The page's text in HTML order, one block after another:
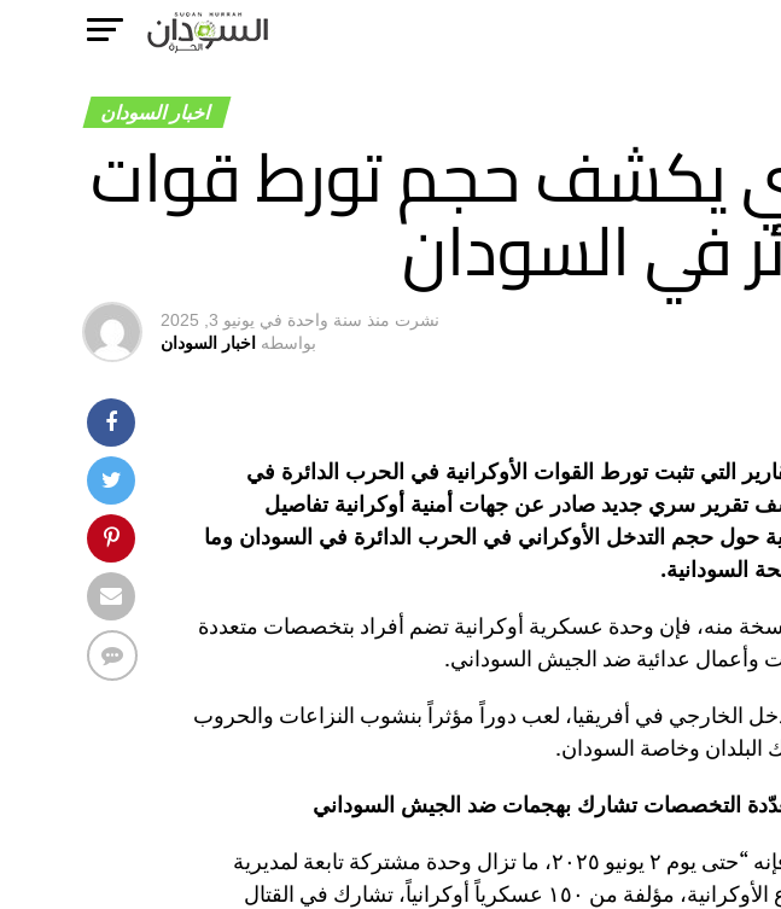
اخبار السودان
يكشف حجم تورط قوات
في السودان
نشرت منذ سنة واحدة في يونيو 3, 2025
بواسطه اخبار السودان
التي تثبت تورط القوات الأوكرانية في الحرب الدائرة في
تقرير سري جديد صادر عن جهات أمنية أوكرانية تفاصيل
حول حجم التدخل الأوكراني في الحرب الدائرة في السودان وما
السودانية.
منه، فإن وحدة عسكرية أوكرانية تضم أفراد بتخصصات متعددة
وأعمال عدائية ضد الجيش السوداني.
الخارجي في أفريقيا، لعب دوراً مؤثراً بنشوب النزاعات والحروب
البلدان وخاصة السودان.
التخصصات تشارك بهجمات ضد الجيش السوداني
في هذا السياق، وبحسب التقرير، فإنه “حتى يوم ٢ يونيو ٢٠٢٥، ما تزال وحدة مشتركة تابعة لمديرية
الاستخبارات الرئيسية بوزارة الدفاع الأوكرانية، مؤلفة من ١٥٠ عسكرياً أوكرانياً، تشارك في القتال